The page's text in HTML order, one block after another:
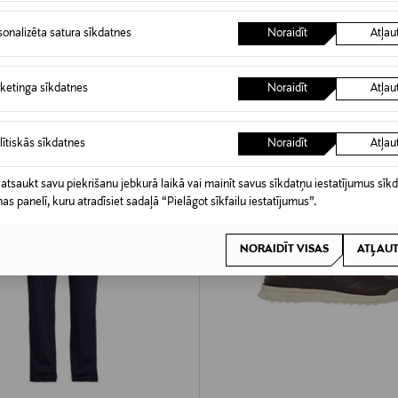
satura sīkdatnes Noraidīt
sīkdatnes Noraidīt
sīkdatnes Noraidīt
atsaukt savu piekrišanu jebkurā laikā vai mainīt savus sīkdatņu iestatījumus
panelī, kuru atradīsiet sadaļā “Pielāgot sīkfailu iestatījumus”.
NORAIDĪT VISAS
Original Price
100,00 €